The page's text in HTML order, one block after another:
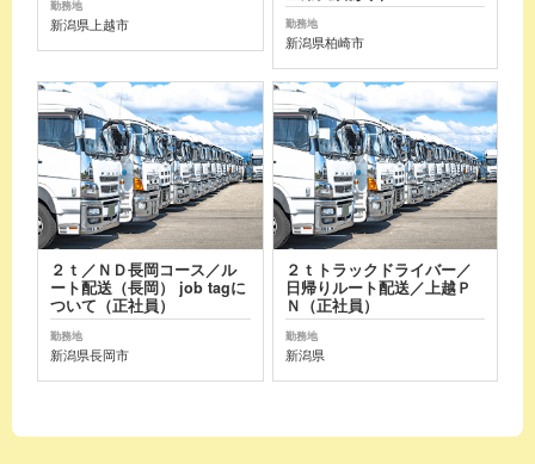
勤務地
新潟県上越市 勤務地
新潟県柏崎市
２ｔ／ＮＤ長岡コース／ル
ート配送（長岡） job tagに
ついて（正社員）
勤務地
新潟県長岡市
２ｔトラックドライバー／
日帰りルート配送／上越Ｐ
Ｎ（正社員）
勤務地
新潟県